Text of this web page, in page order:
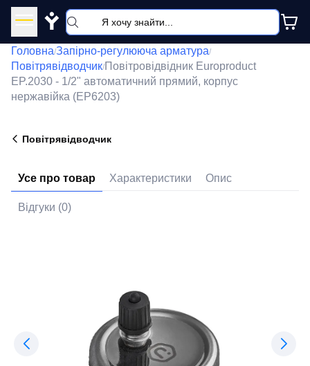
Y
Головна/Запірно-регулююча арматура/
Повітрявідводчик/Повітровідвідник Europroduct
EP.2030 - 1/2" автоматичний прямий, корпус
нержавійка (EP6203)
Повітрявідводчик
Усе про товар Характеристики Опис
Відгуки (0)